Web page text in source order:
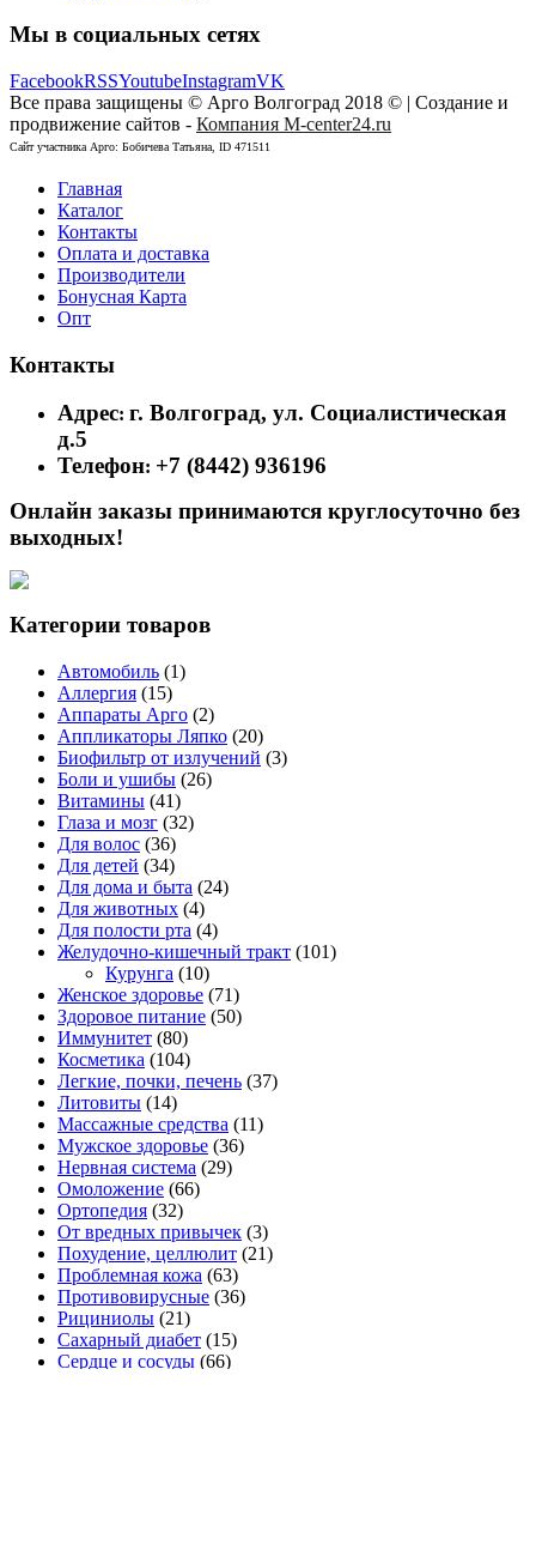
Мы в социальных сетях
FacebookRSSYoutubeInstagramVK
Все права защищены © Арго Волгоград 2018 © | Создание и
продвижение сайтов - Компания M-center24.ru
Сайт участника Арго: Бобичева Татьяна, ID 471511
Главная
Каталог
Контакты
Оплата и доставка
Производители
Бонусная Карта
Опт
Контакты
Адрес: г. Волгоград, ул. Социалистическая
д.5
Телефон: +7 (8442) 936196
Онлайн заказы принимаются круглосуточно без
выходных!
Категории товаров
Автомобиль (1)
Аллергия (15)
Аппараты Арго (2)
Аппликаторы Ляпко (20)
Биофильтр от излучений (3)
Боли и ушибы (26)
Витамины (41)
Глаза и мозг (32)
Для волос (36)
Для детей (34)
Для дома и быта (24)
Для животных (4)
Для полости рта (4)
Желудочно-кишечный тракт (101)
Курунга (10)
Женское здоровье (71)
Здоровое питание (50)
Иммунитет (80)
Косметика (104)
Легкие, почки, печень (37)
Литовиты (14)
Массажные средства (11)
Мужское здоровье (36)
Нервная система (29)
Омоложение (66)
Ортопедия (32)
От вредных привычек (3)
Похудение, целлюлит (21)
Проблемная кожа (63)
Противовирусные (36)
Рициниолы (21)
Сахарный диабет (15)
Сердце и сосуды (66)